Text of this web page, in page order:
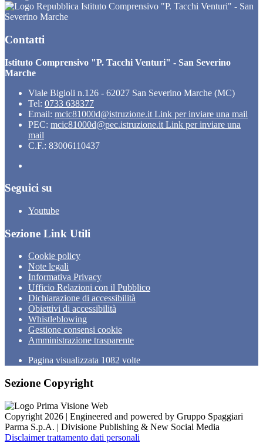
Istituto Comprensivo "P. Tacchi Venturi" - San
Severino Marche
Contatti
Istituto Comprensivo "P. Tacchi Venturi" - San Severino
Marche
Viale Bigioli n.126 - 62027 San Severino Marche (MC)
Tel: 0733 638377
Email: mcic81000d@istruzione.it Link per inviare una mail
PEC: mcic81000d@pec.istruzione.it Link per inviare una
mail
C.F.: 83006110437
Seguici su
Youtube
Sezione Link Utili
Cookie policy
Note legali
Informativa Privacy
Ufficio Relazioni con il Pubblico
Dichiarazione di accessibilità
Obiettivi di accessibilità
Whistleblowing
Gestione consensi cookie
Amministrazione trasparente
Pagina visualizzata 1082 volte
Sezione Copyright
Copyright 2026 | Engineered and powered by Gruppo Spaggiari
Parma S.p.A. | Divisione Publishing & New Social Media
Disclaimer trattamento dati personali